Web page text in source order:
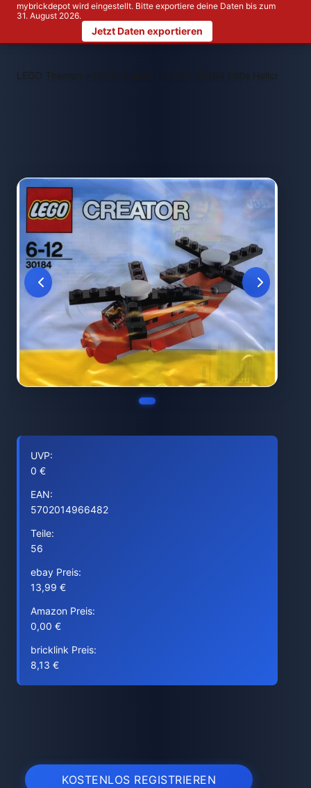
mybrickdepot wird eingestellt. Bitte exportiere deine Daten bis zum
31. August 2026.
Jetzt Daten exportieren
LEGO Themen > LEGO 30184 Little Helicopter
UVP:
0 €
EAN:
5702014966482
Teile:
56
ebay Preis:
13,99 €
Amazon Preis:
0,00 €
bricklink Preis:
8,13 €
KOSTENLOS REGISTRIEREN